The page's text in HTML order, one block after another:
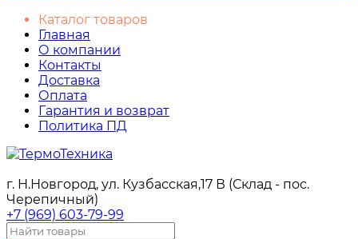
Каталог товаров
Главная
О компании
Контакты
Доставка
Оплата
Гарантия и возврат
Политика ПД
г. Н.Новгород, ул. Кузбасская,17 В (Склад - пос.
Черепичный)
+7 (969) 603-79-99